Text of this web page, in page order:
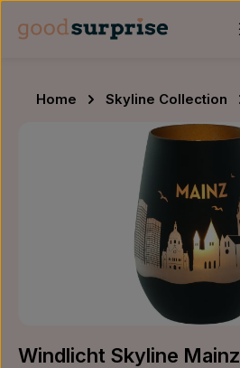
Zum Hauptinhalt springen
Home Skyline Collection
Bildergalerie überspringen
Windlicht Skyline Mainz